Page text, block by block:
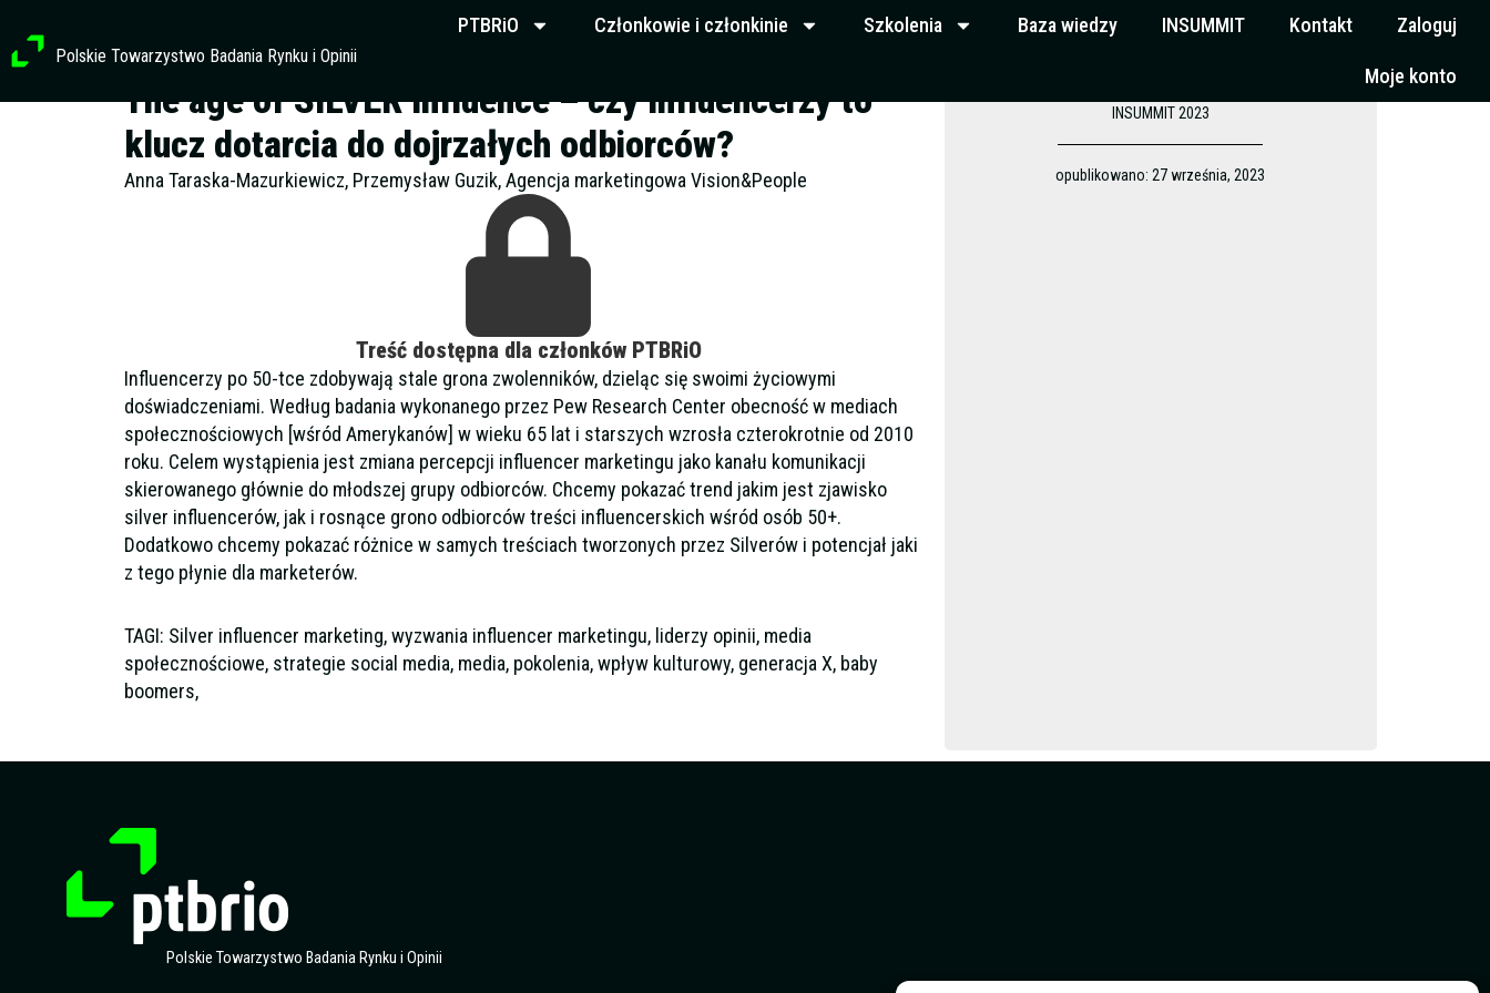
treści
Polskie Towarzystwo Badania Rynku i Opinii
PTBRiO Członkowie i członkinie Szkolenia Baza wiedzy INSUMMIT Kontakt Zaloguj
Moje konto
The age of SILVER Influence – czy influencerzy to
klucz dotarcia do dojrzałych odbiorców?
Anna Taraska-Mazurkiewicz, Przemysław Guzik, Agencja marketingowa Vision&People
Treść dostępna dla członków PTBRiO
Influencerzy po 50-tce zdobywają stale grona zwolenników, dzieląc się swoimi życiowymi
doświadczeniami. Według badania wykonanego przez Pew Research Center obecność w mediach
społecznościowych [wśród Amerykanów] w wieku 65 lat i starszych wzrosła czterokrotnie od 2010
roku. Celem wystąpienia jest zmiana percepcji influencer marketingu jako kanału komunikacji
skierowanego głównie do młodszej grupy odbiorców. Chcemy pokazać trend jakim jest zjawisko
silver influencerów, jak i rosnące grono odbiorców treści influencerskich wśród osób 50+.
Dodatkowo chcemy pokazać różnice w samych treściach tworzonych przez Silverów i potencjał jaki
z tego płynie dla marketerów.
TAGI: Silver influencer marketing, wyzwania influencer marketingu, liderzy opinii, media
społecznościowe, strategie social media, media, pokolenia, wpływ kulturowy, generacja X, baby
boomers,
INSUMMIT 2023
opublikowano: 27 września, 2023
Polskie Towarzystwo Badania Rynku i Opinii